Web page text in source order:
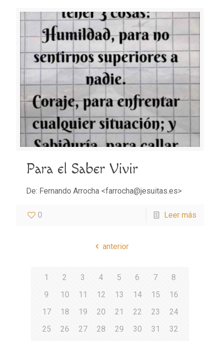
Para el Saber Vivir
De: Fernando Arrocha <farrocha@jesuitas.es>
0 Leer más
anterior
1 2 3 4 5 6 7
8
9
10 11 12 13 14 15
16
17
18 19 20 21 22 23
24
25
26 27 28 29 30 31
32